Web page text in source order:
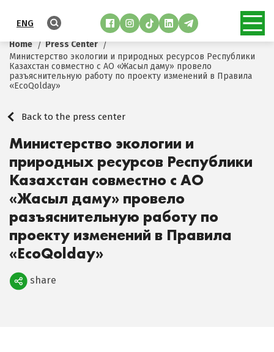
ENG
Home
Press Center
Министерство экологии и природных ресурсов Республики
Казахстан совместно с АО «Жасыл даму» провело
разъяснительную работу по проекту изменений в Правила
«EcoQolday»
Back to the press center
Министерство экологии и
природных ресурсов Республики
Казахстан совместно с АО
«Жасыл даму» провело
разъяснительную работу по
проекту изменений в Правила
«EcoQolday»
Поделиться
share